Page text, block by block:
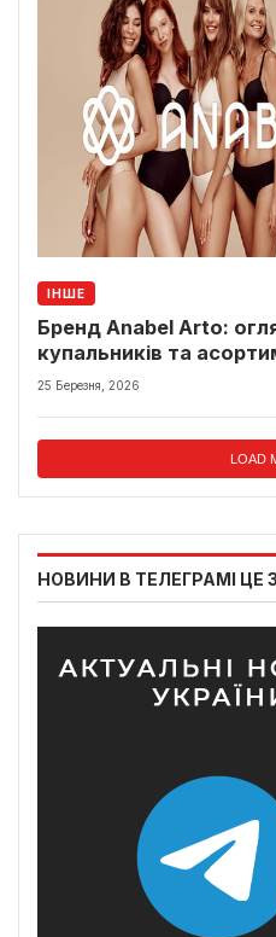
ІНШЕ
Бренд Anabel Arto:
купальників та
25 Березня, 2026
LOAD
НОВИНИ В ТЕЛЕГРАМІ ЦЕ